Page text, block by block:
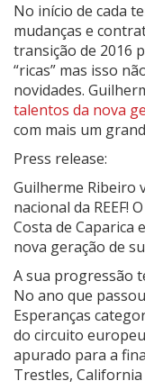
No início de cada
mudanças e
transição de 2016
“ricas” mas isso
novidades.
talentos da nova
com mais um
Press release:
Guilherme Ribeiro
nacional da REEF!
Costa de Caparica
nova geração de
A sua progressão
No ano que
Esperanças
do circuito
apurado para a
Trestles, California